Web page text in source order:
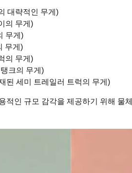
대략적인 무게)
의 무게)
무게)
무게)
의 무게)
크의 무게)
된 세미 트레일러 트럭의 무게)
적인 규모 감각을 제공하기 위해 물